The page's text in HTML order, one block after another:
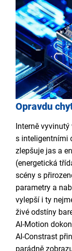
Opravdu
Interně
s inteligentními
zlepšuje jas a
(energetická
scény s
parametry a
vylepší i ty
živé odstíny
AI-Motion
AI-Constrast
parádně